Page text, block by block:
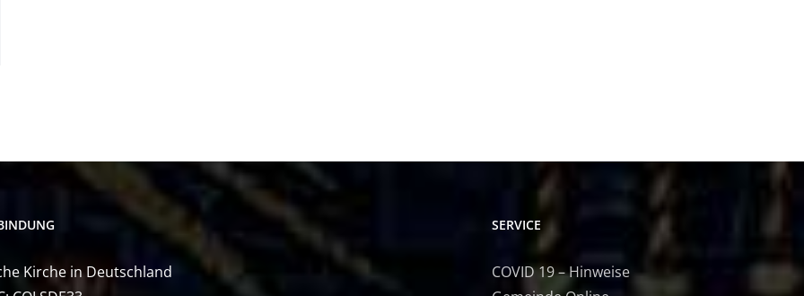
Kirche in Deutschland
SERVICE
COVID 19 – Hinweise